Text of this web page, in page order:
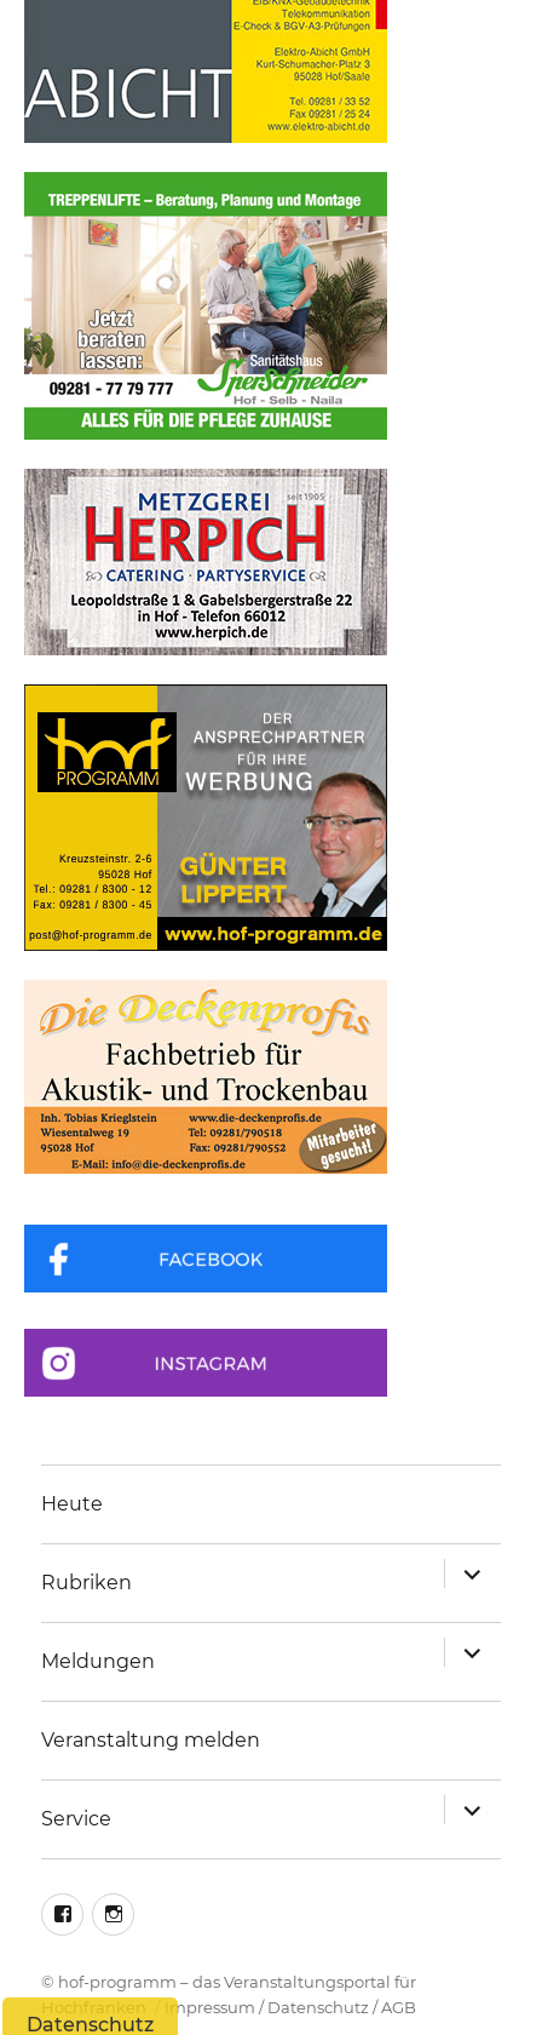
Heute
Rubriken
anzeigen
Meldungen
anzeigen
Veranstaltung melden
Service
anzeigen
facebookinstagram
© hof-programm – das Veranstaltungsportal für
Hochfranken
Impressum /Datenschutz /AGB
Datenschutz